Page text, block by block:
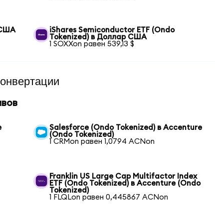
США
iShares Semiconductor ETF (Ondo
Tokenized) в Доллар США
1 SOXXon равен 539,13 $
Salesforce (Ondo Tokenized) в Accenture
(Ondo Tokenized)
1 CRMon равен 1,0794 ACNon
Franklin US Large Cap Multifactor Index
ETF (Ondo Tokenized) в Accenture (Ondo
Tokenized)
1 FLQLon равен 0,445867 ACNon